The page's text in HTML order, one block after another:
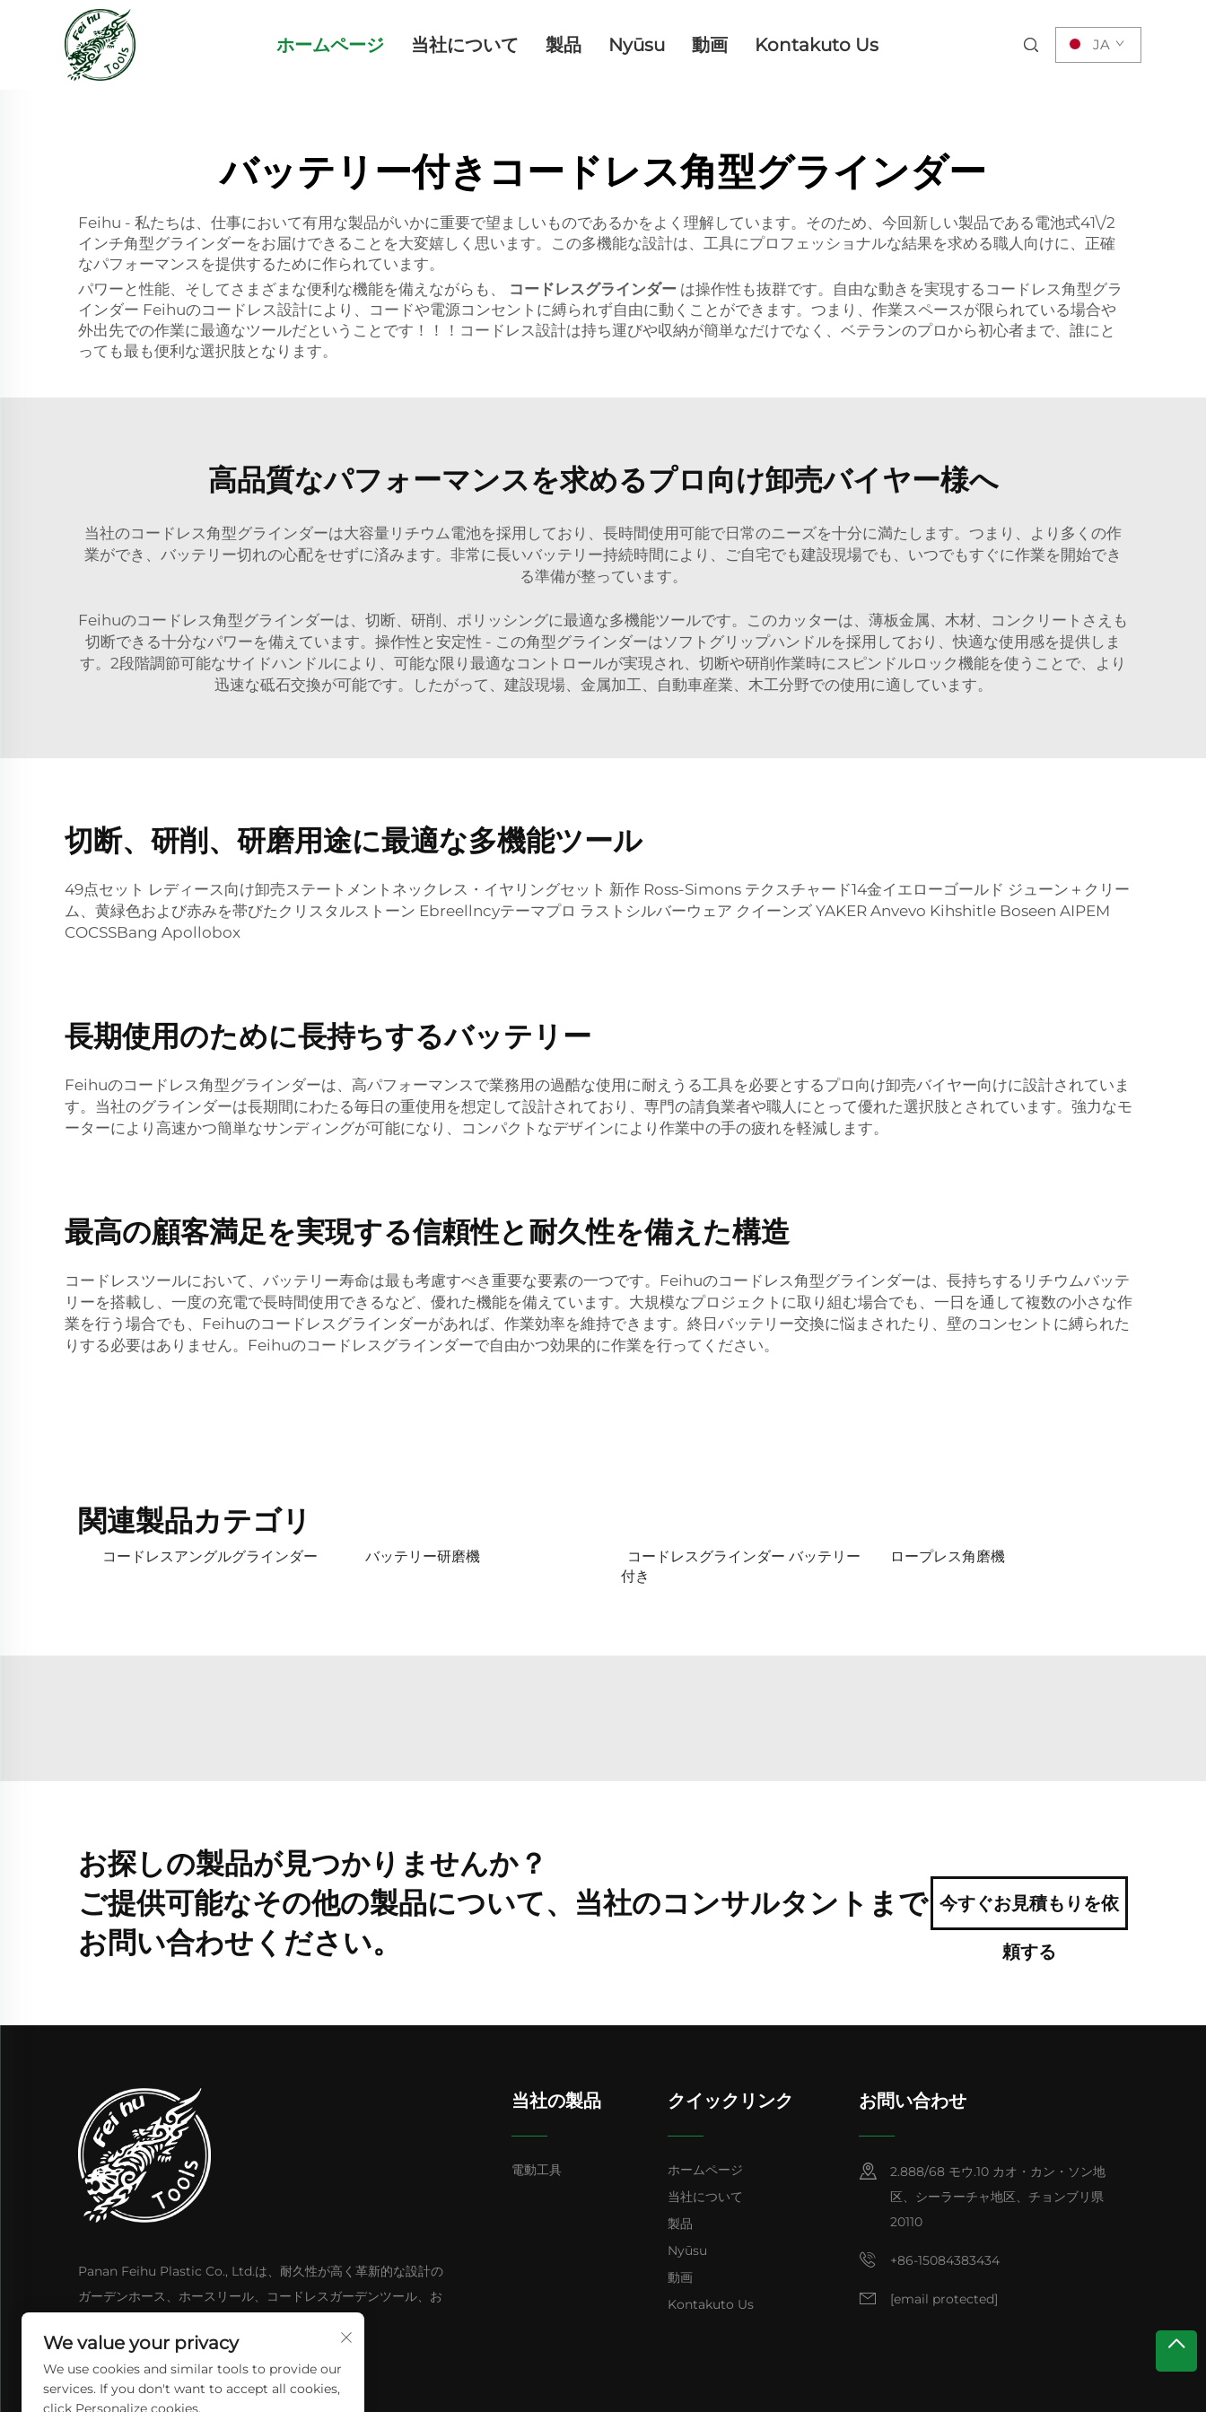
ホームページ 当社について 製品 Nyūsu 動画 Kontakuto Us JA
バッテリー付きコードレス角型グラインダー
Feihu - 私たちは、仕事において有用な製品がいかに重要で望ましいものであるかをよく理解しています。そのため、今回新しい製品である電池式41\/2
インチ角型グラインダーをお届けできることを大変嬉しく思います。この多機能な設計は、工具にプロフェッショナルな結果を求める職人向けに、正確
なパフォーマンスを提供するために作られています。
パワーと性能、そしてさまざまな便利な機能を備えながらも、 コードレスグラインダー は操作性も抜群です。自由な動きを実現するコードレス角型グラ
インダー Feihuのコードレス設計により、コードや電源コンセントに縛られず自由に動くことができます。つまり、作業スペースが限られている場合や
外出先での作業に最適なツールだということです！！！コードレス設計は持ち運びや収納が簡単なだけでなく、ベテランのプロから初心者まで、誰にと
っても最も便利な選択肢となります。
高品質なパフォーマンスを求めるプロ向け卸売バイヤー様へ
当社のコードレス角型グラインダーは大容量リチウム電池を採用しており、長時間使用可能で日常のニーズを十分に満たします。つまり、より多くの作
業ができ、バッテリー切れの心配をせずに済みます。非常に長いバッテリー持続時間により、ご自宅でも建設現場でも、いつでもすぐに作業を開始でき
る準備が整っています。
Feihuのコードレス角型グラインダーは、切断、研削、ポリッシングに最適な多機能ツールです。このカッターは、薄板金属、木材、コンクリートさえも
切断できる十分なパワーを備えています。操作性と安定性 - この角型グラインダーはソフトグリップハンドルを採用しており、快適な使用感を提供しま
す。2段階調節可能なサイドハンドルにより、可能な限り最適なコントロールが実現され、切断や研削作業時にスピンドルロック機能を使うことで、より
迅速な砥石交換が可能です。したがって、建設現場、金属加工、自動車産業、木工分野での使用に適しています。
切断、研削、研磨用途に最適な多機能ツール
49点セット レディース向け卸売ステートメントネックレス・イヤリングセット 新作 Ross-Simons テクスチャード14金イエローゴールド ジューン＋クリー
ム、黄緑色および赤みを帯びたクリスタルストーン Ebreellncyテーマプロ ラストシルバーウェア クイーンズ YAKER Anvevo Kihshitle Boseen AIPEM
COCSSBang Apollobox
長期使用のために長持ちするバッテリー
Feihuのコードレス角型グラインダーは、高パフォーマンスで業務用の過酷な使用に耐えうる工具を必要とするプロ向け卸売バイヤー向けに設計されていま
す。当社のグラインダーは長期間にわたる毎日の重使用を想定して設計されており、専門の請負業者や職人にとって優れた選択肢とされています。強力なモ
ーターにより高速かつ簡単なサンディングが可能になり、コンパクトなデザインにより作業中の手の疲れを軽減します。
最高の顧客満足を実現する信頼性と耐久性を備えた構造
コードレスツールにおいて、バッテリー寿命は最も考慮すべき重要な要素の一つです。Feihuのコードレス角型グラインダーは、長持ちするリチウムバッテ
リーを搭載し、一度の充電で長時間使用できるなど、優れた機能を備えています。大規模なプロジェクトに取り組む場合でも、一日を通して複数の小さな作
業を行う場合でも、Feihuのコードレスグラインダーがあれば、作業効率を維持できます。終日バッテリー交換に悩まされたり、壁のコンセントに縛られた
りする必要はありません。Feihuのコードレスグラインダーで自由かつ効果的に作業を行ってください。
関連製品カテゴリ
コードレスアングルグラインダー バッテリー研磨機
コードレスグラインダー バッテリー
付き
ロープレス角磨機
お探しの製品が見つかりませんか？
ご提供可能なその他の製品について、当社のコンサルタントまで
お問い合わせください。
今すぐお見積もりを依
頼する
Panan Feihu Plastic Co., Ltd.は、耐久性が高く革新的な設計の
ガーデンホース、ホースリール、コードレスガーデンツール、お
当社の製品
電動工具
クイックリンク
ホームページ
当社について
製品
Nyūsu
動画
Kontakuto Us
お問い合わせ
2.888/68 モウ.10 カオ・カン・ソン地
区、シーラーチャ地区、チョンブリ県
20110
+86-15084383434
[email protected]
We value your privacy
We use cookies and similar tools to provide our
services. If you don't want to accept all cookies,
click Personalize cookies.